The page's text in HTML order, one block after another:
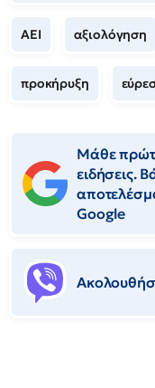
ΑΕΙ αξιολόγηση
προκήρυξη
Μάθε
ειδήσεις.
Google